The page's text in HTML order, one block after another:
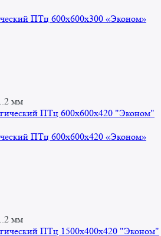
ПТц 600x600x300 «Эконом»
мм
ПТц 600x600x420 «Эконом»
мм